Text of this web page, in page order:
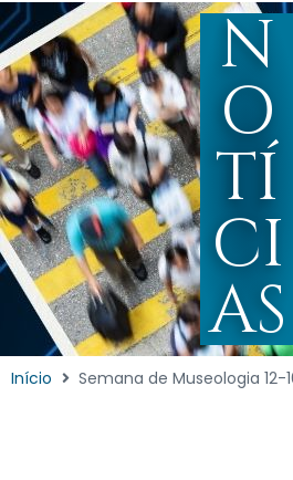
N
O
TÍ
CI
AS
Início Semana de Museologia 12-